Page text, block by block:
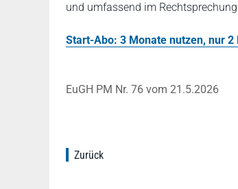
und umfassend im
Start-Abo: 3 Monate nutzen, nur
EuGH PM Nr. 76 vom 21.5.2026
Zurück